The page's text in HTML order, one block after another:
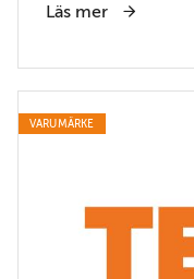
Läs mer
VARUMÄRKE